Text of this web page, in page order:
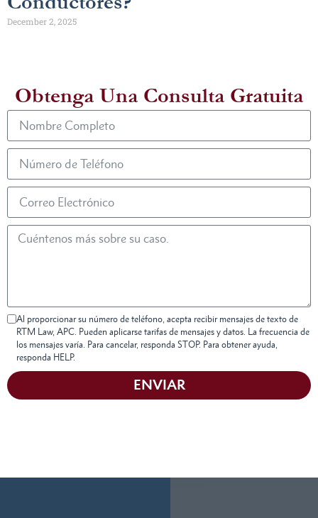
December 2, 2025
Obtenga Una Consulta Gratuita
Al proporcionar su número de teléfono, acepta recibir mensajes de texto de
RTM Law, APC. Pueden aplicarse tarifas de mensajes y datos. La frecuencia de
los mensajes varía. Para cancelar, responda STOP. Para obtener ayuda,
responda HELP.
ENVIAR